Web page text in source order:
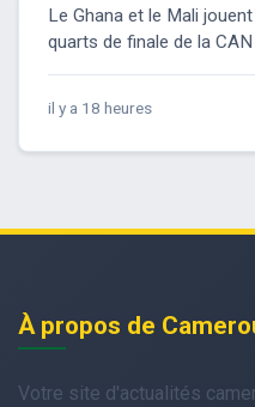
Le Ghana et le Mali
quarts de finale de la
il y a 18 heures
À propos de
Votre site d'actualités